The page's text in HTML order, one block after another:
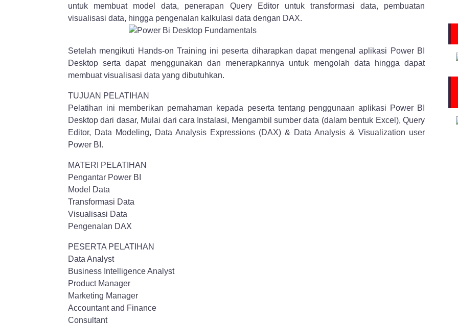
untuk membuat model data, penerapan Query Editor untuk transformasi data, pembuatan
visualisasi data, hingga pengenalan kalkulasi data dengan DAX.
Setelah mengikuti Hands-on Training ini peserta diharapkan dapat mengenal aplikasi Power BI
Desktop serta dapat menggunakan dan menerapkannya untuk mengolah data hingga dapat
membuat visualisasi data yang dibutuhkan.
TUJUAN PELATIHAN
Pelatihan ini memberikan pemahaman kepada peserta tentang penggunaan aplikasi Power BI
Desktop dari dasar, Mulai dari cara Instalasi, Mengambil sumber data (dalam bentuk Excel), Query
Editor, Data Modeling, Data Analysis Expressions (DAX) & Data Analysis & Visualization user
Power BI.
MATERI PELATIHAN
Pengantar Power BI
Model Data
Transformasi Data
Visualisasi Data
Pengenalan DAX
PESERTA PELATIHAN
Data Analyst
Business Intelligence Analyst
Product Manager
Marketing Manager
Accountant and Finance
Consultant